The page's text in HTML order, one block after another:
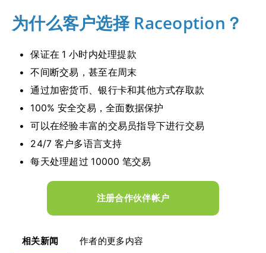
为什么客户选择 Raceoption？
保证在 1 小时内处理提款
不间断交易，甚至在周末
通过加密货币、银行卡和其他方式存取款
100% 安全交易，全面数据保护
可以在经验丰富的交易员指导下进行交易
24/7 客户多语言支持
每天处理超过 10000 笔交易
注册合作伙伴帐户
相关新闻 作者的更多内容